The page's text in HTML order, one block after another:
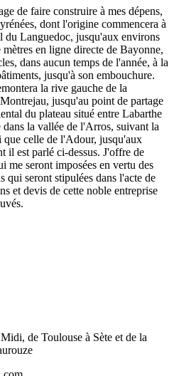
de faire construire à mes dépens,
dont l'origine commencera à
du Languedoc, jusqu'aux environs
en ligne directe de Bayonne,
dans aucun temps de l'année, à la
jusqu'à son embouchure.
la rive gauche de la
jusqu'au point de partage
du plateau situé entre Labarthe
la vallée de l'Arros, suivant la
celle de l'Adour, jusqu'aux
il est parlé ci-dessus. J'offre de
me seront imposées en vertu des
qui seront stipulées dans l'acte de
et devis de cette noble entreprise
de Toulouse à Sète et de la